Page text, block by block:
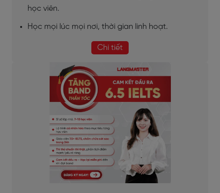
học viên.
Học mọi lúc mọi nơi, thời gian linh hoạt.
Chi tiết